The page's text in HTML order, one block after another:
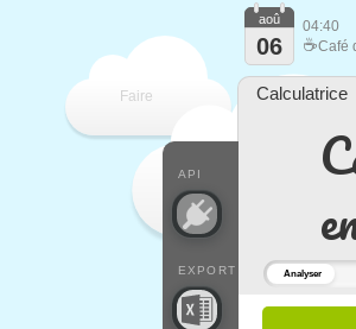
Analyser
Faire
API
EXPORT
aoû
06
04:40
☕Café
Calculatrice